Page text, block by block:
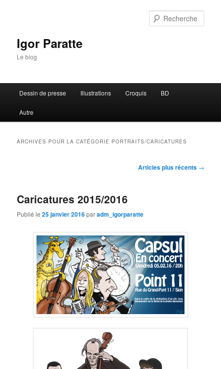
Igor Paratte
Le blog
Aller au contenu principal
Aller au contenu secondaire
Dessin de presse Illustrations Croquis BD
Autre
ARCHIVES POUR LA CATÉGORIE PORTRAITS/CARICATURES
Articles plus récents →
Caricatures 2015/2016
Publié le25 janvier 2016paradm_igorparatte